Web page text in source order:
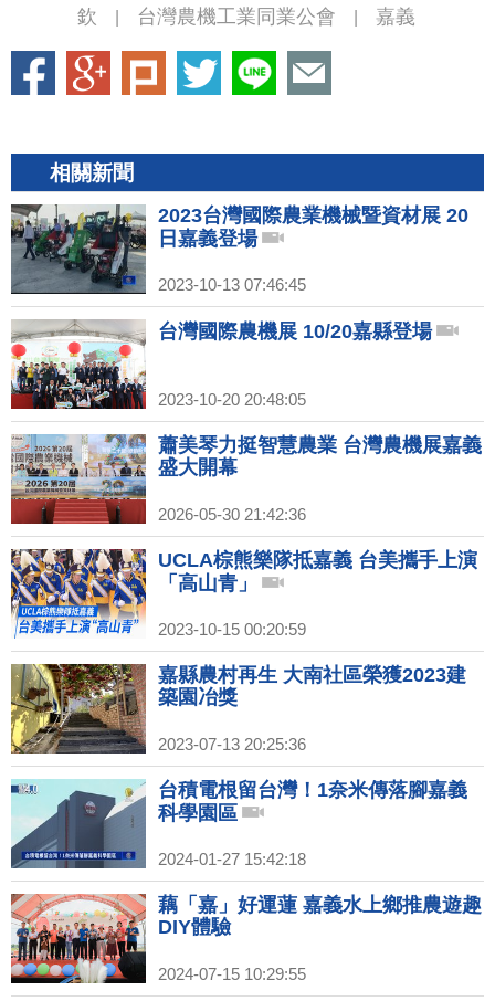
欽 台灣農機工業同業公會 嘉義
相關新聞
2023台灣國際農業機械暨資材展 20
日嘉義登場
2023-10-13 07:46:45
台灣國際農機展 10/20嘉縣登場
2023-10-20 20:48:05
蕭美琴力挺智慧農業 台灣農機展嘉義
盛大開幕
2026-05-30 21:42:36
UCLA棕熊樂隊抵嘉義 台美攜手上演
「高山青」
2023-10-15 00:20:59
嘉縣農村再生 大南社區榮獲2023建
築園冶獎
2023-07-13 20:25:36
台積電根留台灣！1奈米傳落腳嘉義
科學園區
2024-01-27 15:42:18
藕「嘉」好運蓮 嘉義水上鄉推農遊趣
DIY體驗
2024-07-15 10:29:55